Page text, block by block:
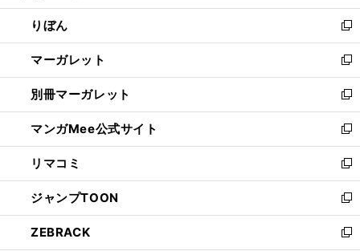
開
く
ウ
で
開
く
ン
ド
ウ
で
開
く
ウ
ィ
ン
ド
ウ
で
開
く
りぼん
新
し
い
ウ
ィ
ン
ド
ウ
で
開
く
マーガレット
新
し
い
ウ
ィ
ン
ド
ウ
で
開
く
別冊マーガレット
新
し
い
ウ
ィ
ン
ド
ウ
で
マンガMee公式サイト
新
し
い
ウ
ィ
ン
ド
リマコミ
新
し
い
ウ
ィ
ジャンプTOON
新
し
い
ZEBRACK
新